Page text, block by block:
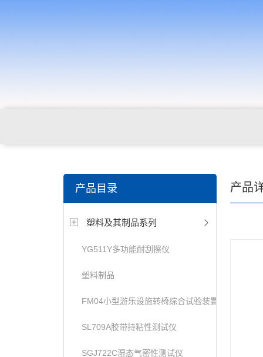
电缆，包装材料，箱包等行业
产品目录
塑料及其制品系列
YG511Y多功能耐刮擦仪
塑料制品
FM04小型游乐设施转椅综合试验装置
SL709A胶带持粘性测试仪
SGJ722C湿态气密性测试仪
产品